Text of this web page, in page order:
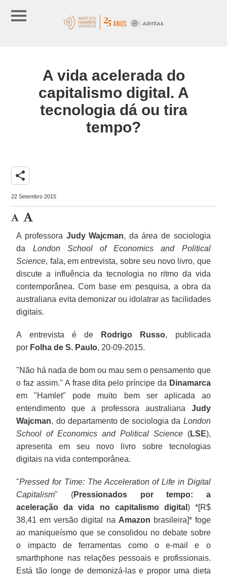
A vida acelerada do
capitalismo digital. A
tecnologia dá ou tira
tempo?
share
22 Setembro 2015
A professora Judy Wajcman, da área de sociologia
da London School of Economics and Political
Science, fala, em entrevista, sobre seu novo livro, que
discute a influência da tecnologia no ritmo da vida
contemporânea. Com base em pesquisa, a obra da
australiana evita demonizar ou idolatrar as facilidades
digitais.
A entrevista é de Rodrigo Russo, publicada
por Folha de S. Paulo, 20-09-2015.
"Não há nada de bom ou mau sem o pensamento que
o faz assim." A frase dita pelo príncipe da Dinamarca
em "Hamlet" pode muito bem ser aplicada ao
entendimento que a professora australiana Judy
Wajcman, do departamento de sociologia da London
School of Economics and Political Science(LSE),
apresenta em seu novo livro sobre tecnologias
digitais na vida contemporânea.
"Pressed for Time: The Acceleration of Life in Digital
Capitalism" (Pressionados por tempo: a
aceleração da vida no capitalismo digital ) *[R$
38,41 em versão digital na Amazon brasileira]* foge
ao maniqueísmo que se consolidou no debate sobre
o impacto de ferramentas como o e-mail e o
smarthphone nas relações pessoais e profissionais.
Está tão longe de demonizá-las e propor uma dieta